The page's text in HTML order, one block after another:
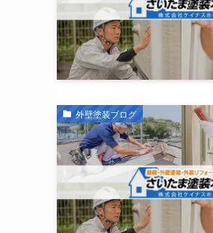
外壁塗装ブログ